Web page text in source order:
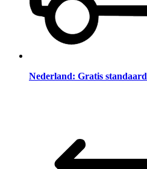
Nederland: Gratis